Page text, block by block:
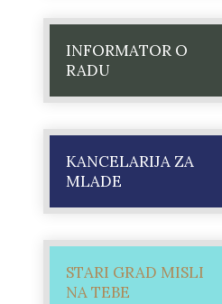
INFORMATOR O
RADU
KANCELARIJA ZA
MLADE
STARI GRAD MISLI
NA TEBE